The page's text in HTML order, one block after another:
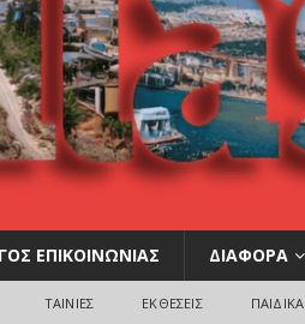
ΕΠΙΚΟΙΝΩΝΙΑΣ ΔΙΑΦΟΡΑ
ΤΑΙΝΙΕΣ ΕΚΘΕΣΕΙΣ ΠΑΙΔΙΚΑ